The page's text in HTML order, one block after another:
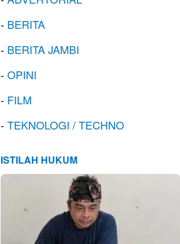
- BERITA
- BERITA JAMBI
-OPINI
- FILM
-TEKNOLOGI / TECHNO
ISTILAH HUKUM